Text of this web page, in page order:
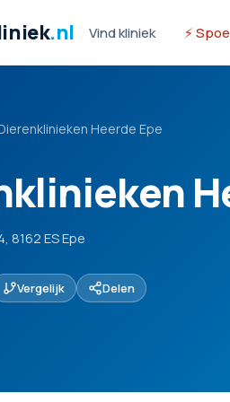
.nl Vind kliniek ⚡
Heerde Epe
8162 ES Epe
Vergelijk Delen